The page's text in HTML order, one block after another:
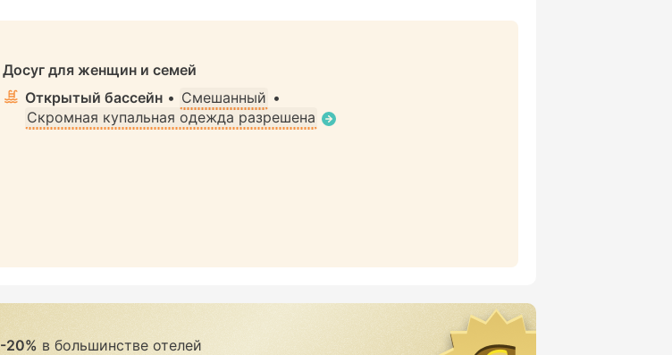
Досуг для женщин и семей
Открытый бассейн • Смешанный •
Скромная купальная одежда разрешена
-20% в большинстве отелей